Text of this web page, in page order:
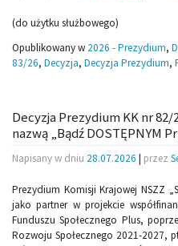
(do użytku służbowego)
Opublikowany w 2026 - Prezydium,
83/26, Decyzja, Decyzja Prezydium,
Decyzja Prezydium KK nr
nazwą „Bądź DOSTĘPNYM
Napisany w dniu 28.07.2026 | przez
Prezydium Komisji Krajowej NSZZ
jako partner w projekcie
Funduszu Społecznego Plus,
Rozwoju Społecznego 2021-2027,